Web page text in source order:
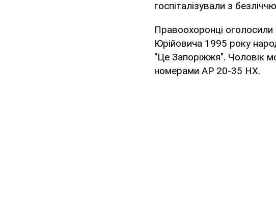
госпіталізували з
Правоохоронці оголосили
Юрійовича 1995 року
"Це Запоріжжя". Чоловік
номерами АР 20-35 НХ.